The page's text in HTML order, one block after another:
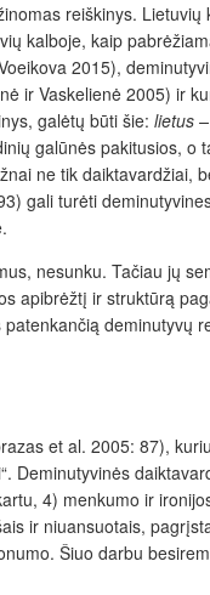
reiškinys.
kalboje, kaip
2015),
ir Vaskelienė 2005) ir
galėtų būti šie: lietus
galūnės pakitusios,
ne tik daiktavardžiai,
gali turėti
nesunku. Tačiau jų
apibrėžtį ir struktūrą
deminutyvų
et al. 2005: 87),
Deminutyvinės
4) menkumo ir
ir niuansuotais,
Šiuo darbu